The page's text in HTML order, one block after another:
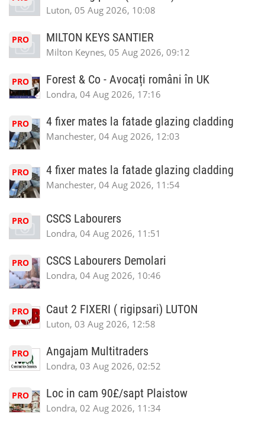
Luton, 05 Aug 2026, 10:08
PRO MILTON KEYS SANTIER
Milton Keynes, 05 Aug 2026, 09:12
PRO Forest & Co - Avocați români în UK
Londra, 04 Aug 2026, 17:16
PRO 4 fixer mates la fatade glazing cladding
Manchester, 04 Aug 2026, 12:03
PRO 4 fixer mates la fatade glazing cladding
Manchester, 04 Aug 2026, 11:54
PRO CSCS Labourers
Londra, 04 Aug 2026, 11:51
PRO CSCS Labourers Demolari
Londra, 04 Aug 2026, 10:46
PRO Caut 2 FIXERI ( rigipsari) LUTON
Luton, 03 Aug 2026, 12:58
PRO Angajam Multitraders
Londra, 03 Aug 2026, 02:52
PRO Loc in cam 90£/sapt Plaistow
Londra, 02 Aug 2026, 11:34